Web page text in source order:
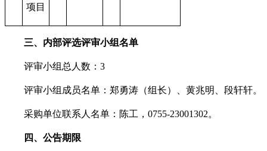
项目
三、内部评选评审小组名单
评审小组总人数：3
评审小组成员名单：郑勇涛（组长）、黄兆明、段轩轩。
采购单位联系人名单：陈工，0755-23001302。
四、公告期限